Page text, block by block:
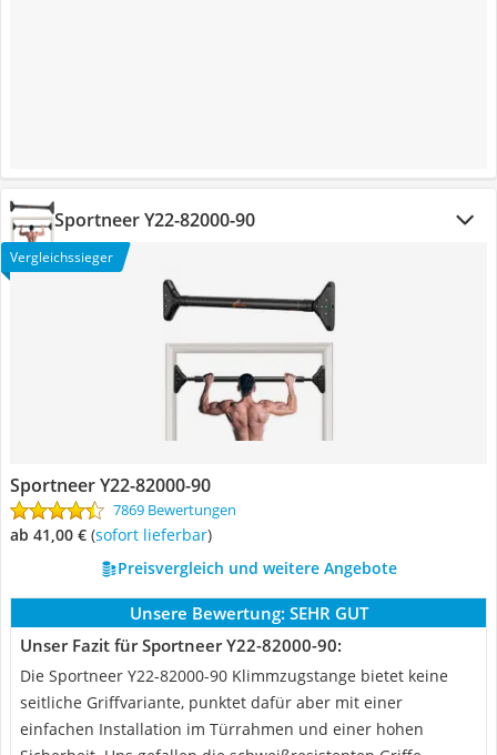
Sportneer ‎Y22-82000-90
Vergleichssieger
Sportneer ‎Y22-82000-90
7869 Bewertungen
ab 41,00 € ( Sofort lieferbar)
Preisvergleich und weitere Angebote
Unsere Bewertung: SEHR GUT
Unser Fazit für Sportneer ‎Y22-82000-90:
Die Sportneer ‎Y22-82000-90 Klimmzugstange bietet keine
seitliche Griffvariante, punktet dafür aber mit einer
einfachen Installation im Türrahmen und einer hohen